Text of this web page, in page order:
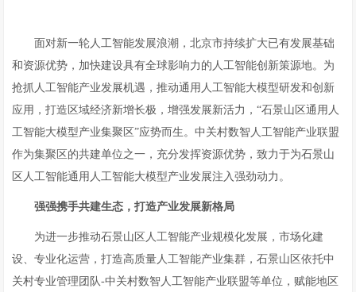
面对新一轮人工智能发展浪潮，北京市持续扩大已有发展基础
和资源优势，加快建设具有全球影响力的人工智能创新策源地。为
抢抓人工智能产业发展机遇，推动通用人工智能大模型研发和创新
应用，打造区域经济新增长极，增强发展新活力，“石景山区通用人
工智能大模型产业集聚区”应势而生。中关村数智人工智能产业联盟
作为集聚区的共建单位之一，充分发挥资源优势，致力于为石景山
区人工智能通用人工智能大模型产业发展注入强劲动力。
强强携手共建生态，打造产业发展新格局
为进一步推动石景山区人工智能产业规模化发展，市场化建
设、专业化运营，打造高质量人工智能产业集群，石景山区依托中
关村专业管理团队-中关村数智人工智能产业联盟等单位，赋能地区